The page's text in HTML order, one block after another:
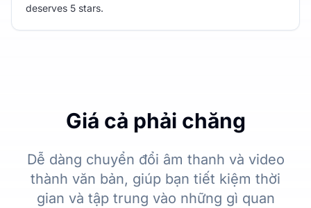
deserves 5 stars.
Giá cả phải chăng
Dễ dàng chuyển đổi âm thanh và video
thành văn bản, giúp bạn tiết kiệm thời
gian và tập trung vào những gì quan